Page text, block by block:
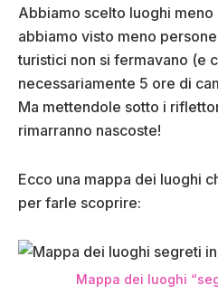
Abbiamo scelto luoghi
abbiamo visto meno
turistici non si fermavano (e
necessariamente 5 ore di
Ma mettendole sotto i
rimarranno nascoste!
Ecco una mappa dei luoghi
per farle scoprire:
Mappa dei luoghi